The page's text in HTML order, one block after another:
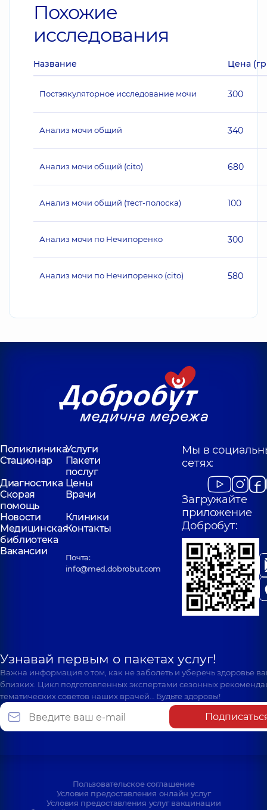
Похожие
исследования
Название Цена
Постэякуляторное исследование мочи 300
Анализ мочи общий 340
Анализ мочи общий (cito) 680
Анализ мочи общий (тест-полоска) 100
Анализ мочи по Нечипоренко 300
Анализ мочи по Нечипоренко (cito) 580
ПоликлиникаУслуги
Стационар
Пакети
послуг
Диагностика Цены
Скорая
помощь
Врачи
Новости
Клиники
Медицинская
библиотека
Контакты
Вакансии
Почта:
info@med.dobrobut.com
Мы в
сетях:
Загружайте
приложение
Добробут:
Узнавай первым о пакетах услуг!
Важна информация о том, как не заболеть и уберечь здоровье
близких. Цикл подготовленных экспертами сезонных
тематических советов наших врачей… Будьте здоровы!
Пользовательское соглашение
Условия предоставления онлайн услуг
Условия предоставления услуг вакцинации